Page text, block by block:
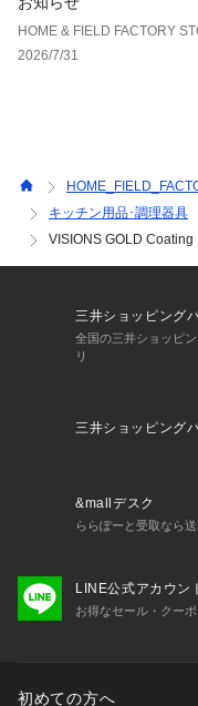
HOME & FIELD FACTORY
2026/7/31
キッチン用品･調理器具
VISIONS GOLD
三井ショッピング
全国の三井ショッピ
リ
三井ショッピング
&mallデスク
ららぽーと受取なら
LINE公式アカウン
お得なセール・クー
初めての方へ